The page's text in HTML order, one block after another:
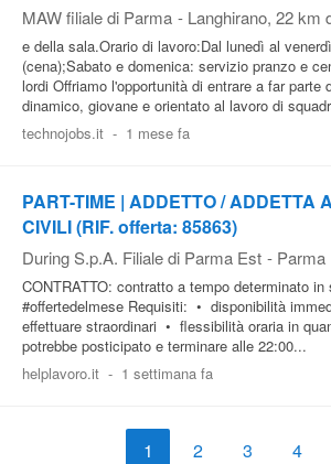
MAW filiale di Parma - Langhirano, 22 km
e della sala.Orario di lavoro:Dal lunedì al
(cena);Sabato e domenica: servizio pranzo e
lordi Offriamo l'opportunità di entrare a far parte
dinamico, giovane e orientato al lavoro di
technojobs.it - 1 mese fa
PART-TIME | ADDETTO / ADDETTA
CIVILI (RIF. offerta: 85863)
During S.p.A. Filiale di Parma Est - Parma
CONTRATTO: contratto a tempo determinato
#offertedelmese Requisiti: • disponibilità
effettuare straordinari • flessibilità oraria in
potrebbe posticipato e terminare alle 22:00...
helplavoro.it - 1 settimana fa
1 2 3 4